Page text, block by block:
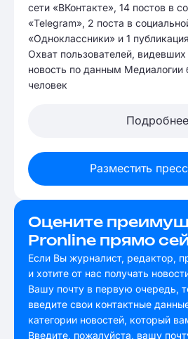
сети «ВКонтакте», 14 постов в
«Telegram», 2 поста в
«Одноклассники» и 1
Охват пользователей,
новость по данным Медиалогии
человек
Подробнее
Разместить
Оцените
Pronline прямо
Если Вы журналист, редактор,
и хотите от нас получать
Вашу почту в первую очередь,
введите свои контактные
категории новостей, который
Введите, пожалуйста, вашу